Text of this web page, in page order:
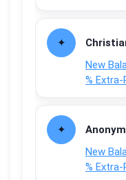
New
%
Anonym
New
%